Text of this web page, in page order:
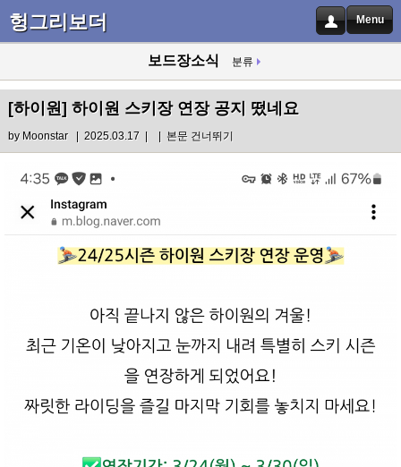
헝그리보더 Menu
보드장소식 분류
[하이원] 하이원 스키장 연장 공지 떴네요
by Moonstar| 2025.03.17 | | 본문 건너뛰기